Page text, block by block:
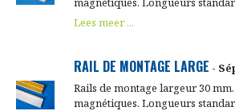
Lees meer ...
RAIL DE MONTAGE LARGE -
Rails de montage largeur 30
magnétiques. Longueurs